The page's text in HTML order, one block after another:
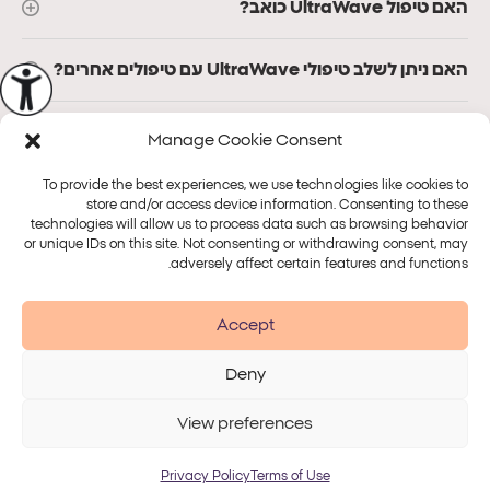
Manage Cookie Consent
To provide the best experiences, we use technologies like cookies to
store and/or access device information. Consenting to these
technologies will allow us to process data such as browsing behavior
or unique IDs on this site. Not consenting or withdrawing consent, may
adversely affect certain features and functions.
Accept
Deny
View preferences
Terms of Use
Privacy Policy
האם טיפול UltraWave כואב?
האם ניתן לשלב טיפולי UltraWave עם טיפולים אחרים?
פלטפורמות
טיפולים
Alma
Terms of Use
Disclaimer